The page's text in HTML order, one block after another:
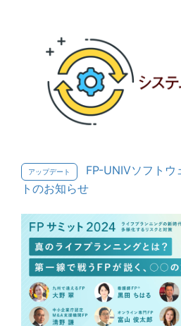
アップデート
FP-UNIVソフトウ
トのお知らせ